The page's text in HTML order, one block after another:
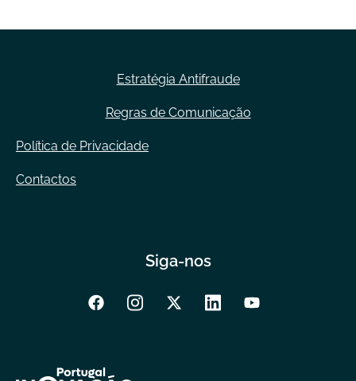
Estratégia Antifraude
Regras de Comunicação
Política de Privacidade
Contactos
Siga-nos